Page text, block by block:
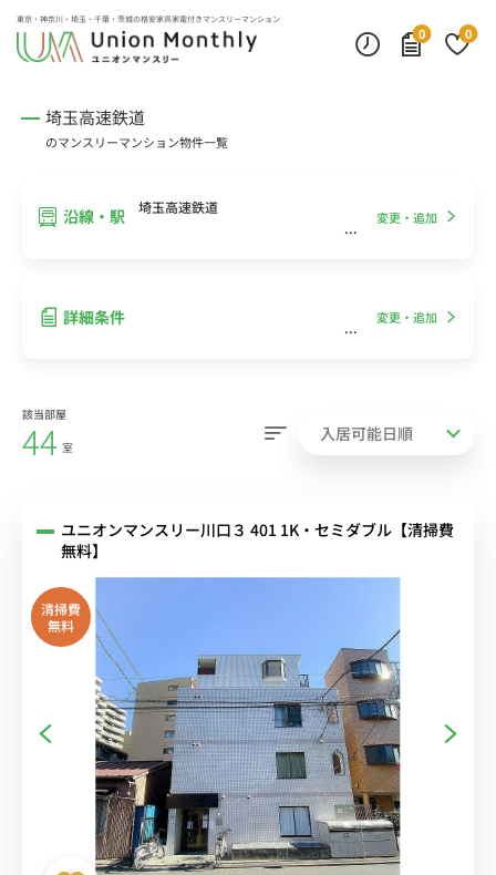
東京・神奈川・埼玉・千葉・茨城の格安家具家電付きマンスリーマンション
0
0
埼玉高速鉄道
のマンスリーマンション物件一覧
沿線・駅 埼玉高速鉄道
変更・追加
詳細条件 変更・追加
該当部屋
44 室
ユニオンマンスリー川口３ 401 1K・セミダブル【清掃費
無料】
清掃費
無料